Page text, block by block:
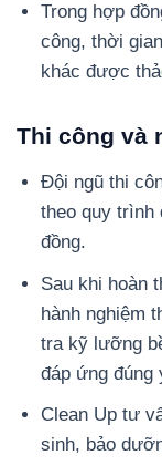
Trong hợp
công, thời
khác được
Thi công và
Đội ngũ thi
theo quy trình
đồng.
Sau khi hoàn
hành nghiệm
tra kỹ lưỡng
đáp ứng đúng
Clean Up tư
sinh, bảo